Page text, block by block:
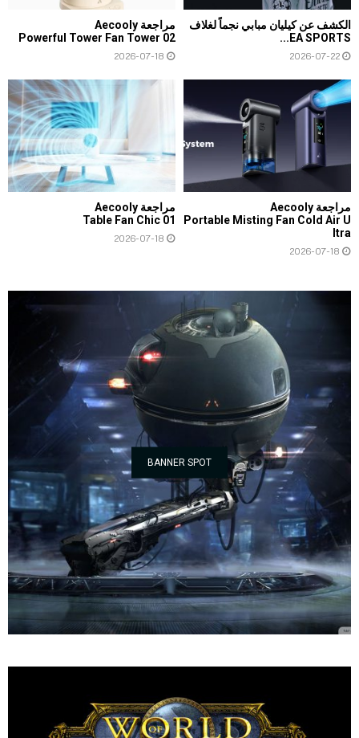
الكشف عن كيليان مبابي نجماً لغلاف
EA SPORTS...
2026-07-22
مراجعة Aecooly
Powerful Tower Fan Tower 02
2026-07-18
مراجعة Aecooly
Portable Misting Fan Cold Air U
ltra
2026-07-18
مراجعة Aecooly
Table Fan Chic 01
2026-07-18
BANNER SPOT